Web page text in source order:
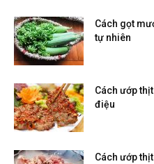
Cách gọt
tự nhiên
Cách ướp
điệu
Cách ướp